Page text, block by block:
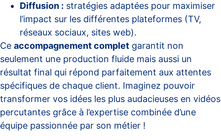
Diffusion : stratégies adaptées pour maximiser
l’impact sur les différentes plateformes (TV,
réseaux sociaux, sites web).
Ce accompagnement complet garantit non
seulement une production fluide mais aussi un
résultat final qui répond parfaitement aux attentes
spécifiques de chaque client. Imaginez pouvoir
transformer vos idées les plus audacieuses en vidéos
percutantes grâce à l’expertise combinée d’une
équipe passionnée par son métier !